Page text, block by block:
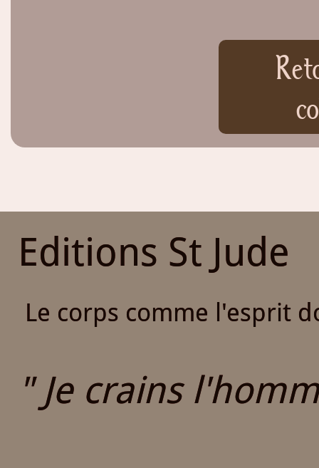
Editions St Jude
Le corps comme l'esprit
" Je crains